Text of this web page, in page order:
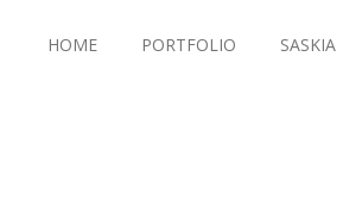
HOME PORTFOLIO SASKIA